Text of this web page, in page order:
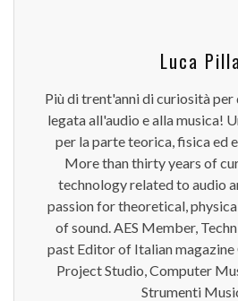
Luca Pilla
Più di trent'anni di curiosità
legata all'audio e alla musica!
per la parte teorica, fisica ed
More than thirty years of
technology related to audio
passion for theoretical,
of sound. AES Member,
past Editor of Italian
Project Studio, Computer
Strumenti